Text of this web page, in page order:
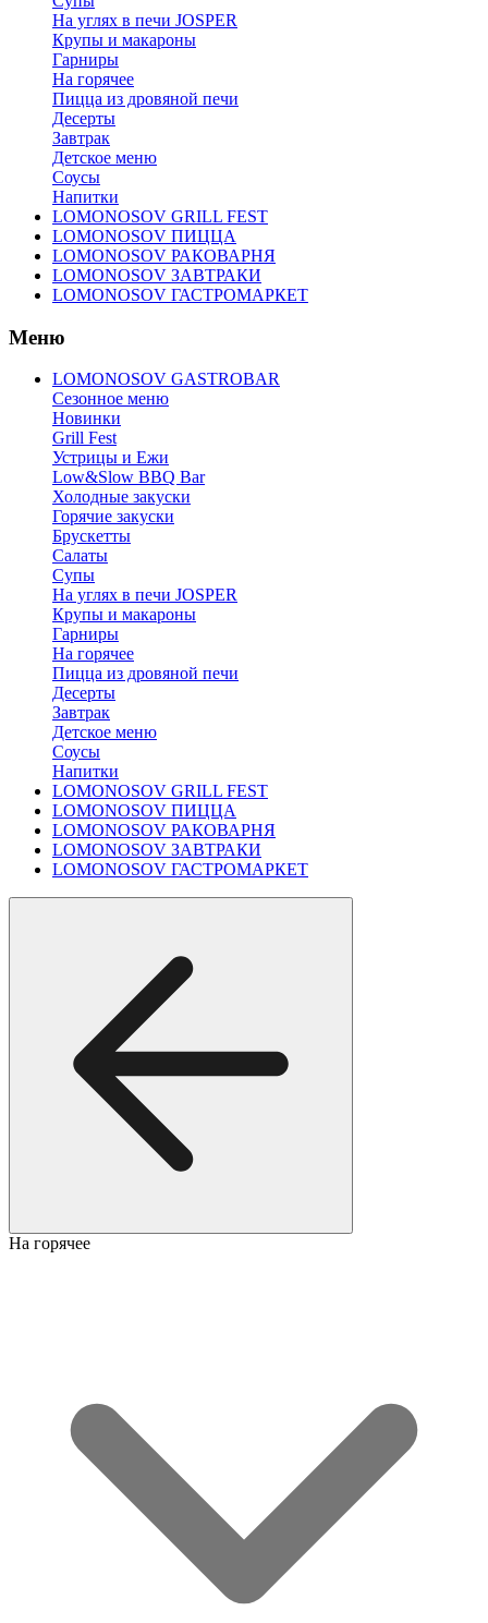
На углях в печи JOSPER
Крупы и макароны
Гарниры
На горячее
Пицца из дровяной печи
Десерты
Завтрак
Детское меню
Соусы
Напитки
LOMONOSOV GRILL FEST
LOMONOSOV ПИЦЦА
LOMONOSOV РАКОВАРНЯ
LOMONOSOV ЗАВТРАКИ
LOMONOSOV ГАСТРОМАРКЕТ
Меню
LOMONOSOV GASTROBAR
Сезонное меню
Новинки
Grill Fest
Устрицы и Ежи
Low&Slow BBQ Bar
Холодные закуски
Горячие закуски
Брускетты
Салаты
Супы
На углях в печи JOSPER
Крупы и макароны
Гарниры
На горячее
Пицца из дровяной печи
Десерты
Завтрак
Детское меню
Соусы
Напитки
LOMONOSOV GRILL FEST
LOMONOSOV ПИЦЦА
LOMONOSOV РАКОВАРНЯ
LOMONOSOV ЗАВТРАКИ
LOMONOSOV ГАСТРОМАРКЕТ
На горячее